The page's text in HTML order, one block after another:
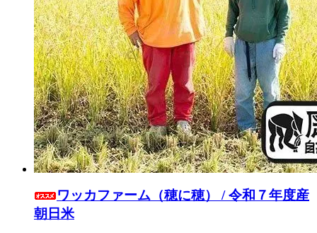
ワッカファーム（穂に穂） / 令和７年度産
朝日米